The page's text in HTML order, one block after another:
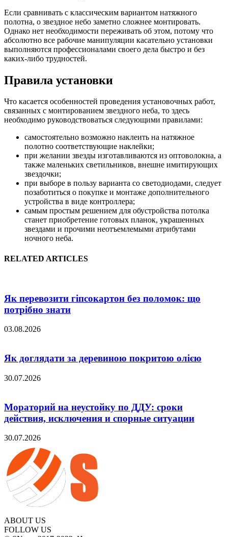
Если сравнивать с классическим вариантом натяжного
полотна, о звездное небо заметно сложнее монтировать.
Однако нет необходимости переживать об этом, потому что
абсолютно все рабочие манипуляции касательно установки
выполняются профессионалами своего дела быстро и без
каких-либо трудностей.
Правила установки
Что касается особенностей проведения установочных работ,
связанных с монтированием звездного неба, то здесь
необходимо руководствоваться следующими правилами:
самостоятельно возможно наклеить на натяжное
полотно соответствующие наклейки;
при желании звезды изготавливаются из оптоволокна, а
также маленьких светильников, внешне имитирующих
звездочки;
при выборе в пользу варианта со светодиодами, следует
позаботиться о покупке и монтаже дополнительного
устройства в виде контроллера;
самым простым решением для обустройства потолка
станет приобретение готовых планок, украшенных
звездами и прочими неотъемлемыми атрибутами
ночного неба.
RELATED ARTICLES
Як перевозити гіпсокартон без поломок: що
потрібно знати
03.08.2026
Як доглядати за деревиною покритою олією
30.07.2026
Мораторий на неустойку по ДДУ: сроки
действия, исключения и спорные ситуации
30.07.2026
ABOUT US
FOLLOW US